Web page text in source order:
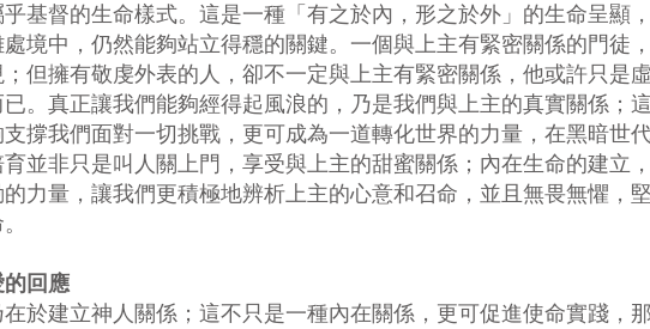
基督的生命樣式。這是一種「有之於內，形之於外」的生命呈顯，
境中，仍然能夠站立得穩的關鍵。一個與上主有緊密關係的門徒，
但擁有敬虔外表的人，卻不一定與上主有緊密關係，他或許只是虛
。真正讓我們能夠經得起風浪的，乃是我們與上主的真實關係；這
撐我們面對一切挑戰，更可成為一道轉化世界的力量，在黑暗世
並非只是叫人關上門，享受與上主的甜蜜關係；內在生命的建立，
力量，讓我們更積極地辨析上主的心意和召命，並且無畏無懼，堅
回應
於建立神人關係；這不只是一種內在關係，更可促進使命實踐，那